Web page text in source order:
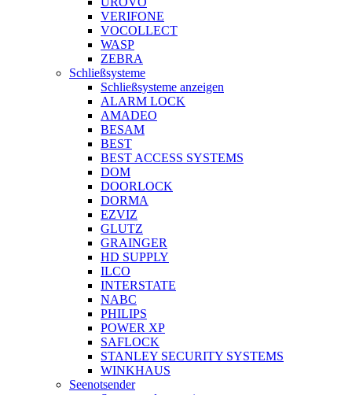
VERIFONE
VOCOLLECT
WASP
ZEBRA
Schließsysteme
Schließsysteme anzeigen
ALARM LOCK
AMADEO
BESAM
BEST
BEST ACCESS SYSTEMS
DOM
DOORLOCK
DORMA
EZVIZ
GLUTZ
GRAINGER
HD SUPPLY
ILCO
INTERSTATE
NABC
PHILIPS
POWER XP
SAFLOCK
STANLEY SECURITY SYSTEMS
WINKHAUS
Seenotsender